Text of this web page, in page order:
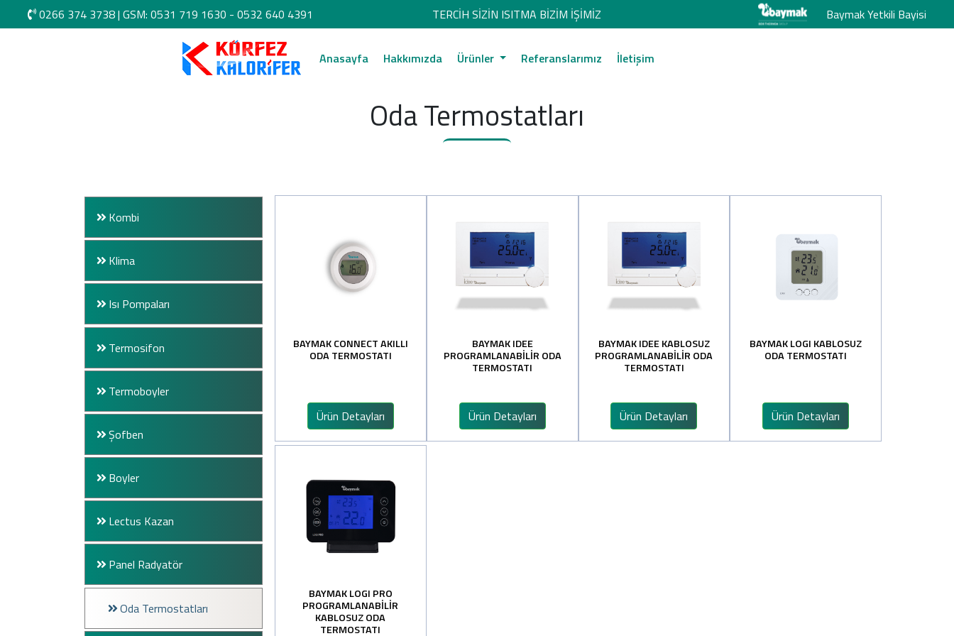
0266 374 3738| GSM: 0531 719 1630 - 0532 640 4391 TERCİH SİZİN ISITMA BİZİM İŞİMİZ Baymak Yetkili Bayisi
Anasayfa Hakkımızda Ürünler Referanslarımız İletişim
Oda Termostatları
Kombi
Klima
Isı Pompaları
Termosifon
Termoboyler
Şofben
Boyler
Lectus Kazan
Panel Radyatör
Oda Termostatları
BAYMAK CONNECT AKILLI
ODA TERMOSTATI
Ürün Detayları
BAYMAK IDEE
PROGRAMLANABİLİR ODA
TERMOSTATI
Ürün Detayları
BAYMAK IDEE KABLOSUZ
PROGRAMLANABİLİR ODA
TERMOSTATI
Ürün Detayları
BAYMAK LOGI KABLOSUZ
ODA TERMOSTATI
Ürün Detayları
BAYMAK LOGI PRO
PROGRAMLANABİLİR
KABLOSUZ ODA
TERMOSTATI